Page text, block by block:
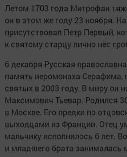
Летом 1703 года Митрофан
он в этом же году 23 ноября.
присутствовал Петр Первый,
к святому старцу лично нёс
6 декабря Русская
память иеромонаха Серафима,
святых в 2003 году. В миру он
Максимович Тьевар. Родился
в Москве. Его предки по
выходцами из Франции. Отец
мальчику исполнилось 6 лет.
и младшего брата занималась